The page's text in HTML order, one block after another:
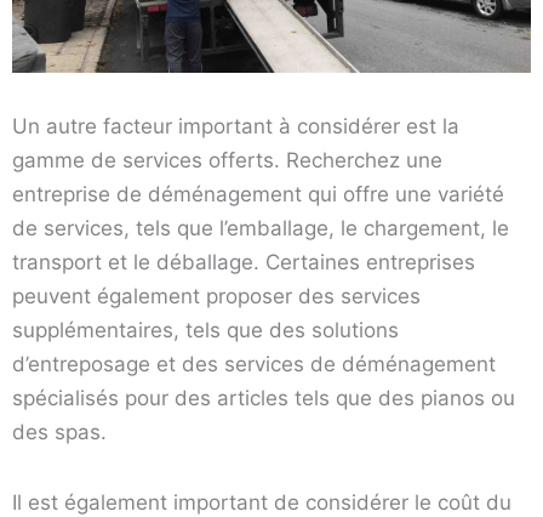
Un autre facteur important à considérer est la
gamme de services offerts. Recherchez une
entreprise de déménagement qui offre une variété
de services, tels que l’emballage, le chargement, le
transport et le déballage. Certaines entreprises
peuvent également proposer des services
supplémentaires, tels que des solutions
d’entreposage et des services de déménagement
spécialisés pour des articles tels que des pianos ou
des spas.
Il est également important de considérer le coût du